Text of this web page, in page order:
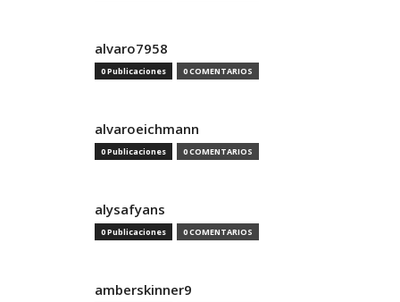
alvaro7958
0 Publicaciones 0 COMENTARIOS
alvaroeichmann
0 Publicaciones 0 COMENTARIOS
alysafyans
0 Publicaciones 0 COMENTARIOS
amberskinner9